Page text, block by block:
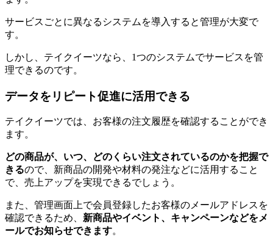
サービスごとに異なるシステムを導入すると管理が大変で
す。
しかし、テイクイーツなら、1つのシステムでサービスを管
理できるのです。
データをリピート促進に活用できる
テイクイーツでは、お客様の注文履歴を確認することができ
ます。
どの商品が、いつ、どのくらい注文されているのかを把握で
きるので、新商品の開発や材料の発注などに活用すること
で、売上アップを実現できるでしょう。
また、管理画面上で会員登録したお客様のメールアドレスを
確認できるため、 新商品やイベント、キャンペーンなどをメ
ールでお知らせできます。